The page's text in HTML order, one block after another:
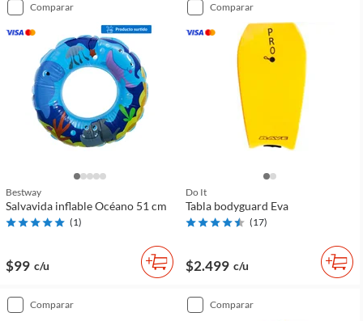
comparar
Bestway
Salvavida inflable Océano 51 cm
(1)
$99 c/u
comparar
Do It
Tabla bodyguard Eva
(17)
$2.499 c/u
comparar comparar